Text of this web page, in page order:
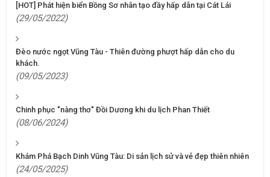
[HOT] Phát hiện biển Bồng Sơ nhân tạo đầy hấp dẫn tại Cát Lái
(29/05/2022)
Đèo nước ngọt Vũng Tàu - Thiên đường phượt hấp dẫn cho du
khách.
(09/05/2023)
Chinh phục "nàng thơ" Đồi Dương khi du lịch Phan Thiết
(08/06/2024)
Khám Phá Bạch Dinh Vũng Tàu: Di sản lịch sử và vẻ đẹp thiên nhiên
(24/05/2025)